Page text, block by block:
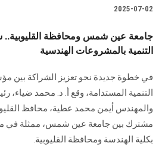
2025-07-02
جامعة عين شمس ومحافظة القليوبية..
التنمية بالمشروعات الهندسية
في خطوة جديدة نحو تعزيز الشراكة بين
التنمية المستدامة، وقع أ. د. محمد
والمهندس أيمن محمد عطية، محافظ
مشترك بين جامعة عين شمس، ممثلة في
بكلية الهندسة ومحافظة القليوبية.